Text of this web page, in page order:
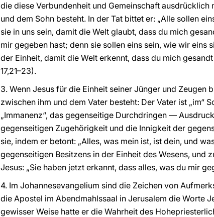
die diese Verbundenheit und Gemeinschaft
und dem Sohn besteht. In der Tat bittet er: „Alle sollen
sie in uns sein, damit die Welt glaubt, dass du mich
mir gegeben hast; denn sie sollen eins sein, wie wir eins
der Einheit, damit die Welt erkennt, dass du mich
17,21–23).
3. Wenn Jesus für die Einheit seiner Jünger und
zwischen ihm und dem Vater besteht: Der Vater ist „im“
„Immanenz“, das gegenseitige Durchdringen —
gegenseitigen Zugehörigkeit und die Innigkeit der
sie, indem er betont: „Alles, was mein ist, ist dein, und
gegenseitigen Besitzens in der Einheit des Wesens, und
Jesus: „Sie haben jetzt erkannt, dass alles, was du mir
4. Im Johannesevangelium sind die Zeichen von
die Apostel im Abendmahlssaal in Jerusalem die Worte
gewisser Weise hatte er die Wahrheit des